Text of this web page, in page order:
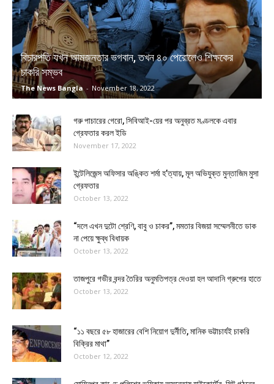
বিচারপতি যখন আমজনতার ভগবান, তখন ৪০ পেরোলেও শিক্ষকের
চাকরি সম্ভব
The News Bangla - November 18, 2022
গরু পাচারের গেরো, সিবিআই-য়ের পর অনুব্রত মণ্ডলকে এবার
গ্রেফতার করল ইডি
November 17, 2022
ইন্টেলিজেন্স অফিসার অঙ্কিত শর্মা হ’ত্যায়, মূল অভিযুক্ত মুন্তাজিম মুসা
গ্রেফতার
October 13, 2022
“দলে এখন দুটো শ্রেণি, বাবু ও চাকর”, মমতার বিজয়া সম্মেলনীতে ডাক
না পেয়ে ক্ষুব্ধ বিধায়ক
October 13, 2022
তাজপুরে গভীর বন্দর তৈরির অনুমতিপত্র দেওয়া হল আদানি গ্রুপের হাতে
October 13, 2022
“১১ বছরে ৫৮ হাজারের বেশি নিয়োগ দুর্নীতি, মানিক ভট্টাচার্যই চাকরি
বিক্রির মাথা”
October 12, 2022